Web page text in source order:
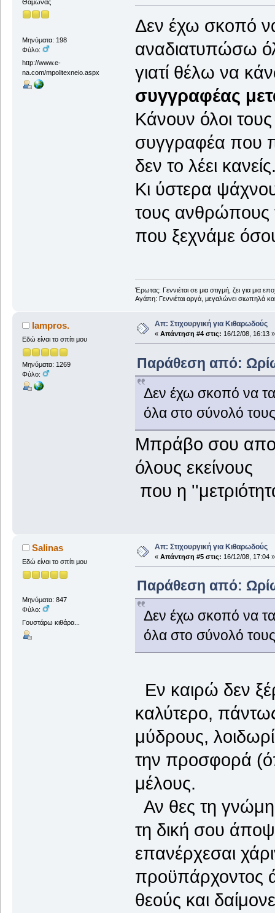
Θαμώνας
Μηνύματα: 198
Φύλο:
http://www.e-
na.com/mpolitexneio.aspx
Δεν έχω σκοπό
αναδιατυπώσω
γιατί θέλω να
συγγραφέας
Κάνουν όλοι
συγγραφέα που
δεν το λέει
Κι ύστερα
τους ανθρώπους
που ξεχνάμε
Έρωτας: Γεννιέται σε μια στιγμή, ζει για μια
Αγάπη: Γεννιέται αργά, μεγαλώνει σιωπηλά
lampros.
Εδώ είναι το σπίτι μου
Μηνύματα: 1269
Φύλο:
Απ: Στιχουργική για Κιθαρωδούς
« Απάντηση #4 στις: 16/12/08, 16:13 »
Παράθεση από:
Δεν έχω σκοπό να
όλα στο σύνολό
Μπράβο σου απο
όλους εκείνους
που η
Salinas
Εδώ είναι το σπίτι μου
Μηνύματα: 847
Φύλο:
Γουστάρω κιθάρα...
Απ: Στιχουργική για Κιθαρωδούς
« Απάντηση #5 στις: 16/12/08, 17:04 »
Παράθεση από:
Δεν έχω σκοπό να
όλα στο σύνολό
Εν καιρώ δεν
καλύτερο,
μύδρους,
την προσφορά
μέλους.
Αν θες τη γνώμη
τη δική σου
επανέρχεσαι
προϋπάρχοντος
θεούς και